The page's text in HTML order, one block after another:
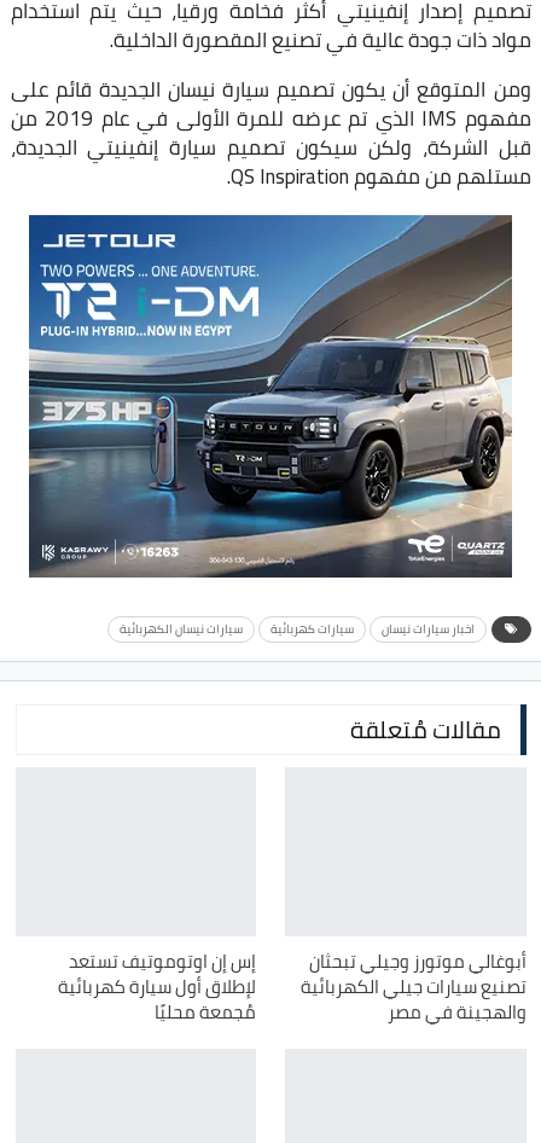
تصميم إصدار إنفينيتي أكثر فخامة ورقيا، حيث يتم استخدام
مواد ذات جودة عالية في تصنيع المقصورة الداخلية.
ومن المتوقع أن يكون تصميم سيارة نيسان الجديدة قائم على
مفهوم IMS الذي تم عرضه للمرة الأولى في عام 2019 من
قبل الشركة، ولكن سيكون تصميم سيارة إنفينيتي الجديدة،
مستلهم من مفهوم QS Inspiration.
اخبار سيارات نيسان سيارات كهربائية سيارات نيسان الكهربائية
مقالات مُتعلقة
أبوغالي موتورز وجيلي تبحثان
تصنيع سيارات جيلي الكهربائية
والهجينة في مصر
إس إن اوتوموتيف تستعد
لإطلاق أول سيارة كهربائية
مُجمعة محليًا